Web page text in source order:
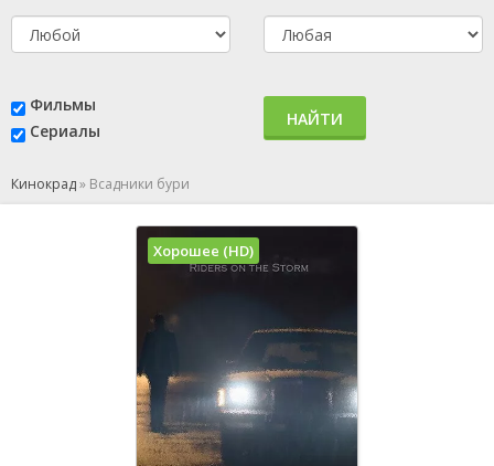
Фильмы
Сериалы
НАЙТИ
Кинокрад» Всадники бури
Хорошее (HD)